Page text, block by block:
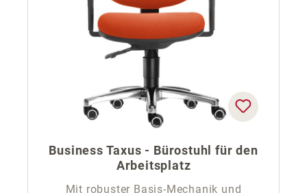
Business Taxus - Bürostuhl für den
Arbeitsplatz
Mit robuster Basis-Mechanik und